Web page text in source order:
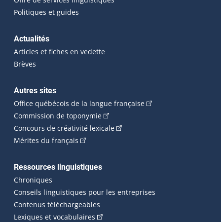
Politiques et guides
Actualités
Articles et fiches en vedette
Brèves
Autres sites
Office québécois de la langue française(Cet hyperlien
Commission de toponymie(Cet hyperlien externe s'ouvrira
Concours de créativité lexicale(Cet hyperlien externe
Mérites du français (Cet hyperlien externe s'ouvrira dans une
Ressources linguistiques
Chroniques
Conseils linguistiques pour les entreprises
Contenus téléchargeables
Lexiques et vocabulaires (Cet hyperlien externe s'ouvrira